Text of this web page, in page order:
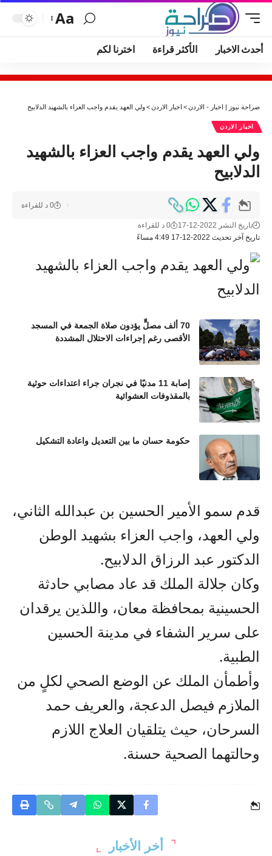
Aa
أحدث الاخبار الأكثر قراءة اخترنا لكم
صراحة نيوز | اخبار - الاردن> اخبار الاردن>ولي العهد يقدم واجب العزاء بالشهيد الدلابيح
اخبار الاردن
ولي العهد يقدم واجب العزاء بالشهيد
الدلابيح
تاريخ آخر تحديث 2022-12-17 4:49 مساءً
تاريخ النشر 2022-12-17 0 د للقراءة
0 د للقراءة
70 ألف مصلٍّ يؤدون صلاة الجمعة في المسجد
الأقصى رغم إجراءات الاحتلال المشددة
إصابة 11 مدنيًا في نجران جراء اعتداءات حوثية
بالمقذوفات العشوائية
حكومة حسان ما بين التعديل واعادة التشكيل
قدم سمو الأمير الحسين بن عبدالله الثاني،
ولي العهد، واجب العزاء بشهيد الوطن
الدكتور عبد الرزاق الدلابيح.
وكان جلالة الملك قد عاد مصابي حادثة
الحسينية بمحافظة معان، واللذين يرقدان
على سرير الشفاء في مدينة الحسين
الطبية.
وأطمأن الملك عن الوضع الصحي لكلٍ من
الملازم فيصل الدعجة، والعريف حمد
السرحان، حيث يتلقيان العلاج اللازم
وحالتهما الصحية حسنة.
أخر الأخبار